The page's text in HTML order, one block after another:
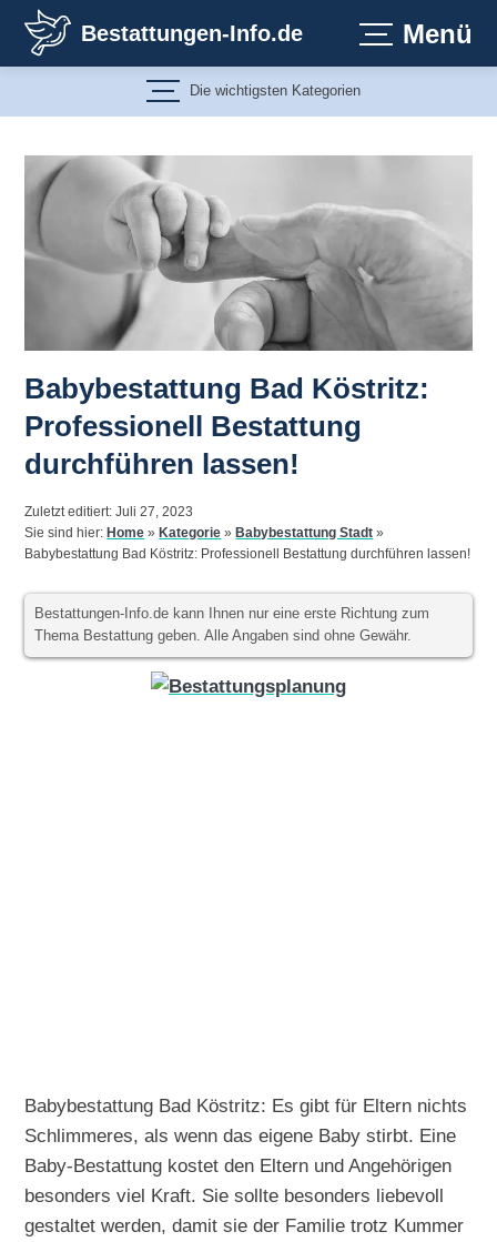
Inhalt
springen
Bestattungen-Info.de Menü
Die wichtigsten Kategorien
Babybestattung Bad Köstritz:
Professionell Bestattung
durchführen lassen!
Zuletzt editiert: Juli 27, 2023
Sie sind hier:Home »Kategorie »Babybestattung Stadt »
Babybestattung Bad Köstritz: Professionell Bestattung durchführen lassen!
Bestattungen-Info.de kann Ihnen nur eine erste Richtung zum
Thema Bestattung geben. Alle Angaben sind ohne Gewähr.
Babybestattung Bad Köstritz: Es gibt für Eltern nichts
Schlimmeres, als wenn das eigene Baby stirbt. Eine
Baby-Bestattung kostet den Eltern und Angehörigen
besonders viel Kraft. Sie sollte besonders liebevoll
gestaltet werden, damit sie der Familie trotz Kummer